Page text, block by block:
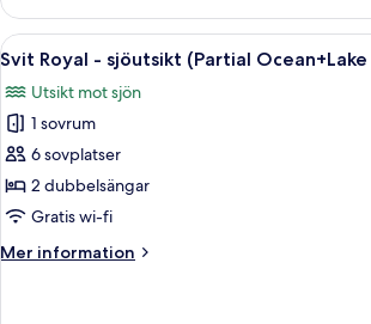
Twin
Room
Öppna
alla
foton
för
Svit
Royal
-
(Partial
Ett modernt
6
Svit Royal - sjöutsikt (Partial
Utsikt mot sjön
1 sovrum
6 sovplatser
2 dubbelsängar
Gratis wi-fi
Mer information
Mer